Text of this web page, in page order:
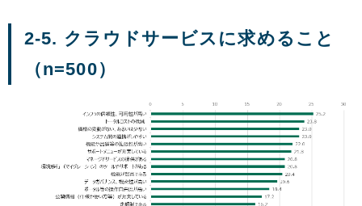
2-5. クラウドサービスに求めること
（n=500）